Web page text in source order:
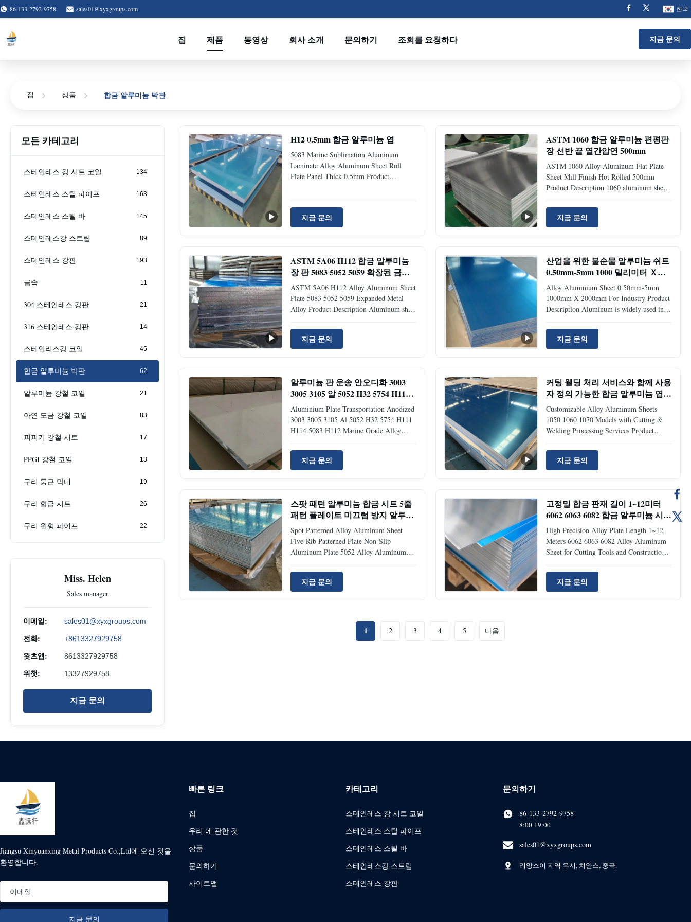
86-133-2792-9758 sales01@xyxgroups.com 한국
집 제품 동영상 회사 소개 문의하기 조회를 요청하다 지금 문의
집 상품 합금 알루미늄 박판
모든 카테고리
스테인레스 강 시트 코일 134
스테인레스 스틸 파이프 163
스테인레스 스틸 바 145
스테인레스강 스트립 89
스테인레스 강판 193
금속 11
304 스테인레스 강판 21
316 스테인레스 강판 14
스테인리스강 코일 45
합금 알루미늄 박판 62
알루미늄 강철 코일 21
아연 도금 강철 코일 83
피피기 강철 시트 17
PPGI 강철 코일 13
구리 둥근 막대 19
구리 합금 시트 26
구리 원형 파이프 22
Miss. Helen
Sales manager
이메일: sales01@xyxgroups.com
전화: +8613327929758
왓츠앱: 8613327929758
위챗: 13327929758
지금 문의
H12 0.5mm 합금 알루미늄 엽
5083 Marine Sublimation Aluminum
Laminate Alloy Aluminum Sheet Roll
Plate Panel Thick 0.5mm Product
chemical environments. Alloy 5083 also
retains exceptional strength after welding.
It has the highest strength of the non-heat
Aluminium Alloy Thickness (mm) Width
(mm) Temper 105,010,601,100 0.2-2.0
800-2000 H14,H16
지금 문의
ASTM 1060 합금 알루미늄 편평판
장 선반 끝 열간압연 500mm
ASTM 1060 Alloy Aluminum Flat Plate
Sheet Mill Finish Hot Rolled 500mm
Product Description 1060 aluminum sheet
high plasticity, corrosion resistance,
electrical and thermal conductivity, but
low strength, heat treatment can not be
processing and elongation, bending. 1060
aluminum sheet is widely used in products
with low requirements for strength. It is
지금 문의
ASTM 5A06 H112 합금 알루미늄
장 판 5083 5052 5059 확장된 금속
합금
ASTM 5A06 H112 Alloy Aluminum Sheet
Plate 5083 5052 5059 Expanded Metal
Alloy Product Description Aluminum sheet
requirements for strength. It is commonly
used in signboards, billboards, building
exterior decoration, bus bodies, wall
blades, electronic parts, chemical
instruments, sheet processing parts, deep-
drawn or spun concave vessels, welded
parts, heat
지금 문의
산업을 위한 불순물 알루미늄 쉬트
0.50mm-5mm 1000 밀리미터 Ｘ
2000 밀리미터
Alloy Aluminium Sheet 0.50mm-5mm
1000mm X 2000mm For Industry Product
Description Aluminum is widely used in
machinery, and so on. According to the
chemical composition, it is divided into
alloy aluminum and pure aluminum.
plate, aluminum sheet, aluminum strip,
aluminum tube, aluminum rod, aluminum
profile and so on. Standard GB, JIS, DIN,
ASTM Material 1050
지금 문의
알루미늄 판 운송 안오디화 3003
3005 3105 알 5052 H32 5754 H111
H114 5083 H112 해양용 알루미늄
판
Aluminium Plate Transportation Anodized
3003 3005 3105 Al 5052 H32 5754 H111
H114 5083 H112 Marine Grade Alloy
STANDARD GB/T3190-2008, GB/T3880-
2006, ASTM B209, JIS H4000-2006, etc
OTHER MODELS AVAILABLE 1050,
5454, 5083, 5754, 5086, 5056, 5456,
2A12, 2024, 2014, 6061, 6062, 6063,
6082, 7003, 7004, 7075, 8010, 8020, etc
SIZE Thickness: 0.05mm to 220mm |
Width: 2
지금 문의
커팅 웰딩 처리 서비스와 함께 사용
자 정의 가능한 합금 알루미늄 엽
1050 1060 1070 모델
Customizable Alloy Aluminum Sheets
1050 1060 1070 Models with Cutting &
Welding Processing Services Product
GB/T3880-2006, ASTM B209, JIS
H4000-2006, etc. Available Models 1050,
1060, 1200, 1070, 1080, 1100, a1100P,
2A12, 2024, 2014, 6061, 6062, 6063,
6082, 7003, 7004, 7075, 8010, 8020, etc.
Size Range Thickness: 0.05mm to 220mm
| Width: 2-2500mm | Length: 1-12
지금 문의
스팟 패턴 알루미늄 합금 시트 5줄
패턴 플레이트 미끄럼 방지 알루미
늄 플레이트 5052 합금 알루미늄 플
레이트
Spot Patterned Alloy Aluminum Sheet
Five-Rib Patterned Plate Non-Slip
Aluminum Plate 5052 Alloy Aluminum
aluminum plate with non-slip surface,
manufactured from 5052 alloy aluminum
for superior performance and durability.
grades and specifications to meet diverse
industrial requirements. The 7075T651
지금 문의
고정밀 합금 판재 길이 1~12미터
6062 6063 6082 합금 알루미늄 시트
절삭 공구 및 건설용
High Precision Alloy Plate Length 1~12
Meters 6062 6063 6082 Alloy Aluminum
Sheet for Cutting Tools and Construction
lengths from 1 to 12 meters, specifically
engineered for cutting tools and
construction applications requiring high
지금 문의
1 2 3 4 5 다음
Jiangsu Xinyuanxing Metal Products Co.,Ltd에 오신 것을
환영합니다.
빠른 링크
집
우리 에 관한 것
상품
문의하기
사이트맵
카테고리
스테인레스 강 시트 코일
스테인레스 스틸 파이프
스테인레스 스틸 바
스테인레스강 스트립
스테인레스 강판
문의하기
86-133-2792-9758
8:00-19:00
sales01@xyxgroups.com
리앙스이 지역 우시, 치안스, 중국.